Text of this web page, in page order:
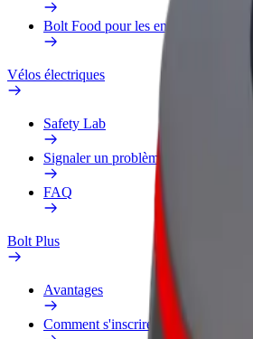
Bolt Food pour les entreprises
Vélos électriques
Safety Lab
Signaler un problème
FAQ
Bolt Plus
Avantages
Comment s'inscrire